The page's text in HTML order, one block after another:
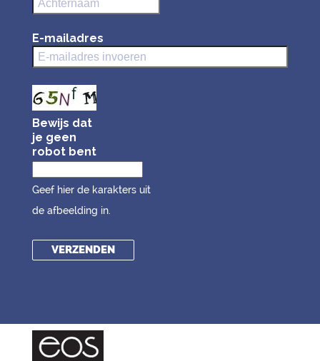
E-mailadres
Bewijs dat
je geen
robot bent
Geef hier de karakters uit
de afbeelding in.